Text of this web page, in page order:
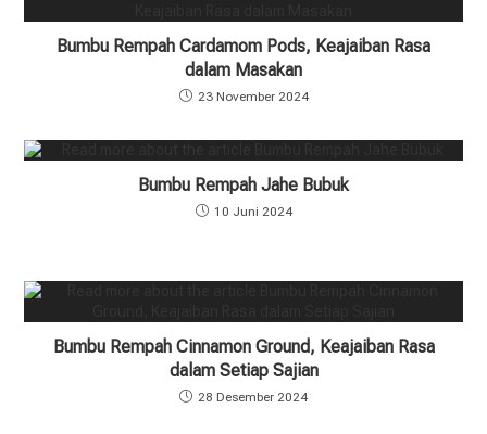
Bumbu Rempah Cardamom Pods, Keajaiban Rasa
dalam Masakan
23 November 2024
Bumbu Rempah Jahe Bubuk
10 Juni 2024
Bumbu Rempah Cinnamon Ground, Keajaiban Rasa
dalam Setiap Sajian
28 Desember 2024